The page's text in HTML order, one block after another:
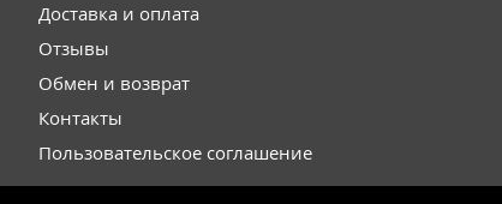
Доставка и оплата
Отзывы
Обмен и возврат
Контакты
Пользовательское соглашение